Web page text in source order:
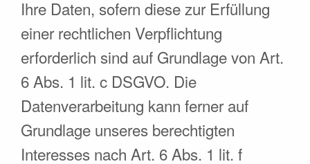
Ihre Daten, sofern diese zur Erfüllung
einer rechtlichen Verpflichtung
erforderlich sind auf Grundlage von Art.
6 Abs. 1 lit. c DSGVO. Die
Datenverarbeitung kann ferner auf
Grundlage unseres berechtigten
Interesses nach Art. 6 Abs. 1 lit. f